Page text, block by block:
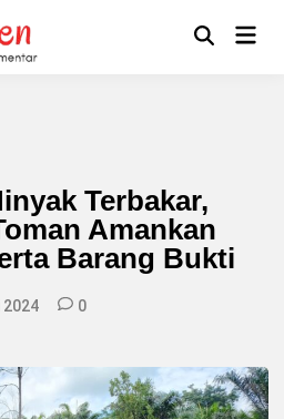
OpenMain
Terbakar,
Amankan
Barang Bukti
0